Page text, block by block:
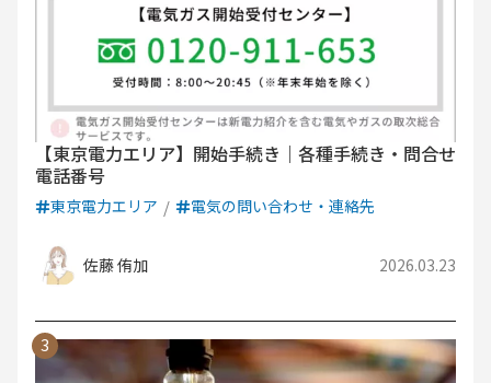
【東京電力エリア】開始手続き｜各種手続き・問合せ
電話番号
東京電力エリア 電気の問い合わせ・連絡先
佐藤 侑加 2026.03.23